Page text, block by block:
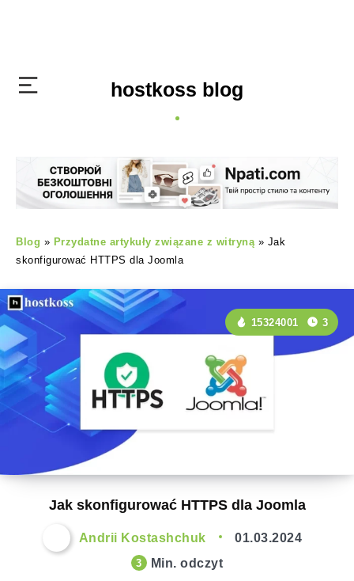
hostkoss blog
Blog » Przydatne artykuły związane z witryną » Jak
skonfigurować HTTPS dla Joomla
Jak skonfigurować HTTPS dla Joomla
15324001 3
Andrii Kostashchuk 01.03.2024
3 Min. odczyt